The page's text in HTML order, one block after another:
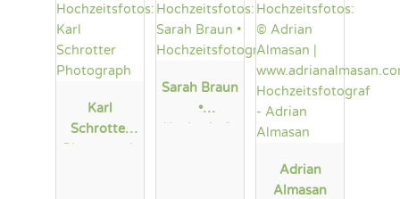
Karl
Schrotter
Sarah Braun
•
Adrian
Almasan